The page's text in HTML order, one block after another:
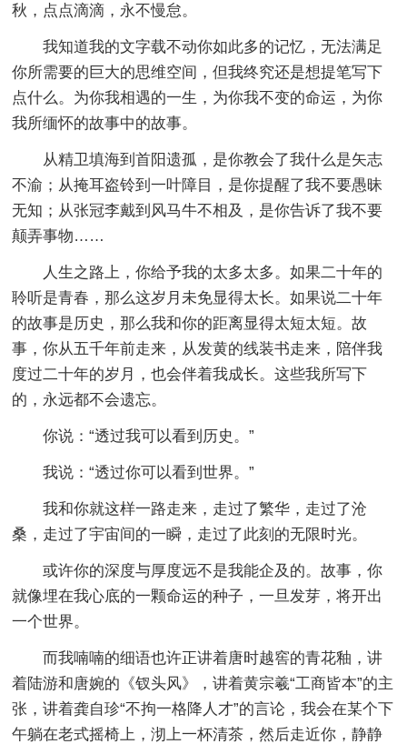
秋，点点滴滴，永不慢怠。
我知道我的文字载不动你如此多的记忆，无法满足
你所需要的巨大的思维空间，但我终究还是想提笔写下
点什么。为你我相遇的一生，为你我不变的命运，为你
我所缅怀的故事中的故事。
从精卫填海到首阳遗孤，是你教会了我什么是矢志
不渝；从掩耳盗铃到一叶障目，是你提醒了我不要愚昧
无知；从张冠李戴到风马牛不相及，是你告诉了我不要
颠弄事物……
人生之路上，你给予我的太多太多。如果二十年的
聆听是青春，那么这岁月未免显得太长。如果说二十年
的故事是历史，那么我和你的距离显得太短太短。故
事，你从五千年前走来，从发黄的线装书走来，陪伴我
度过二十年的岁月，也会伴着我成长。这些我所写下
的，永远都不会遗忘。
你说：“透过我可以看到历史。”
我说：“透过你可以看到世界。”
我和你就这样一路走来，走过了繁华，走过了沧
桑，走过了宇宙间的一瞬，走过了此刻的无限时光。
或许你的深度与厚度远不是我能企及的。故事，你
就像埋在我心底的一颗命运的种子，一旦发芽，将开出
一个世界。
而我喃喃的细语也许正讲着唐时越窖的青花釉，讲
着陆游和唐婉的《钗头风》，讲着黄宗羲“工商皆本”的主
张，讲着龚自珍“不拘一格降人才”的言论，我会在某个下
午躺在老式摇椅上，沏上一杯清茶，然后走近你，静静